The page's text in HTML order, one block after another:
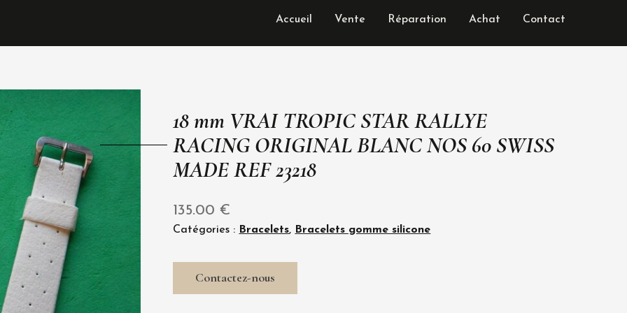
Accueil Vente Réparation Achat Contact
18 mm VRAI TROPIC STAR RALLYE
RACING ORIGINAL BLANC NOS 60 SWISS
MADE REF 23218
135.00€
Catégories : Bracelets, Bracelets gomme silicone
Contactez-nous